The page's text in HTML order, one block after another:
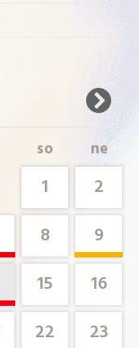
so ne
1
2
8
9
15
16
22
23